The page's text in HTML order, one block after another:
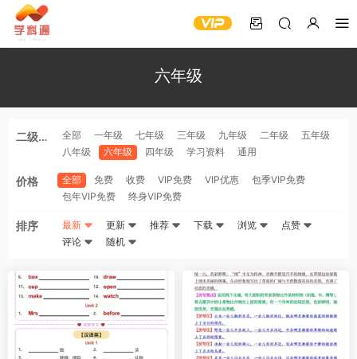
六年级
二级分
全部 一年级 七年级 三年级 九年级 二年级
五年级
八年级
六年级 四年级 学习资料 通用
价格 全部 免费 收费 VIP免费 VIP优惠
包季VIP免费
包年VIP免费
终身VIP免费
排序 最新 更新 推荐 下载 浏览
点赞
评论
随机